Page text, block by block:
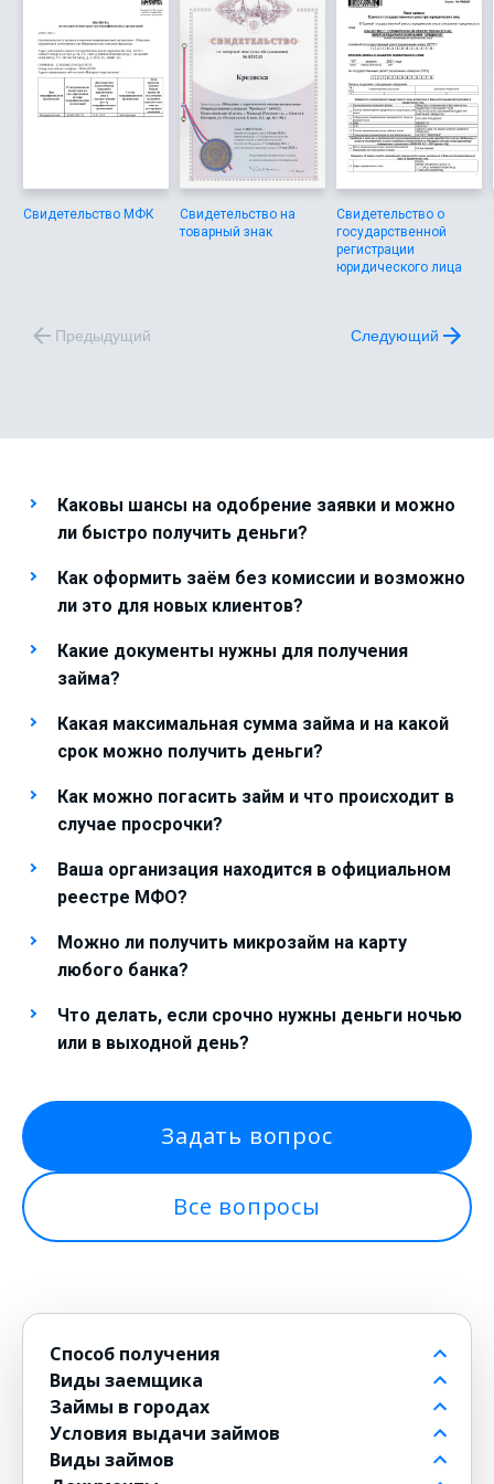
Свидетельство МФК
Свидетельство на
товарный знак
Свидетельство о
государственной
регистрации
юридического лица
Предыдущий Следующий
Каковы шансы на одобрение заявки и можно
ли быстро получить деньги?
Как оформить заём без комиссии и возможно
ли это для новых клиентов?
Какие документы нужны для получения
займа?
Какая максимальная сумма займа и на какой
срок можно получить деньги?
Как можно погасить займ и что происходит в
случае просрочки?
Ваша организация находится в официальном
реестре МФО?
Можно ли получить микрозайм на карту
любого банка?
Что делать, если срочно нужны деньги ночью
или в выходной день?
Задать вопрос
Все вопросы
Способ получения
На банковский счет
Через контакт
На карту
на Киви
Виды заемщика
Пенсионерам до 80 лет
Для должников
Безработным
Займы в городах
в Москве
в Санкт-Петербурге
Условия выдачи займов
Бесплатные
Виды займов